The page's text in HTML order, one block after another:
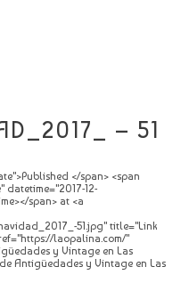
– 51
</span> <span
datetime="2017-12-
span> at <a
51.jpg" title="Link
laopalina.com/"
y Vintage en Las
Antigüedades y Vintage en Las